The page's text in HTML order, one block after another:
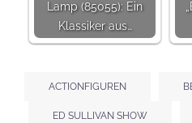
Lamp (85055): Ein
Klassiker aus…
ACTIONFIGUREN
ED SULLIVAN SHOW